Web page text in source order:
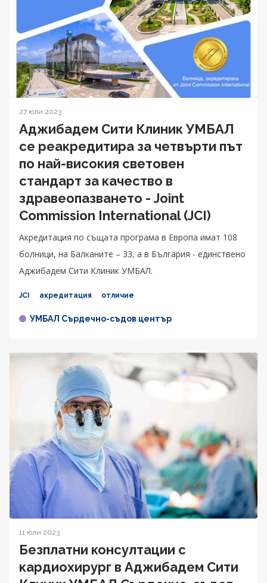
27 юли 2023
Аджибадем Сити Клиник УМБАЛ
се реакредитира за четвърти път
по най-високия световен
стандарт за качество в
здравеопазването - Joint
Commission International (JCI)
Акредитация по същата програма в Европа имат 108
болници, на Балканите – 33, а в България - единствено
Аджибадем Сити Клиник УМБАЛ.
JCI акредитация отличие
УМБАЛ Сърдечно-съдов център
11 юли 2023
Безплатни консултации с
кардиохирург в Аджибадем Сити